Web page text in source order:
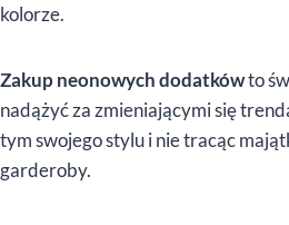
kolorze.
Zakup neonowych dodatkówto
nadążyć za zmieniającymi się
tym swojego stylu i nie tracąc
garderoby.